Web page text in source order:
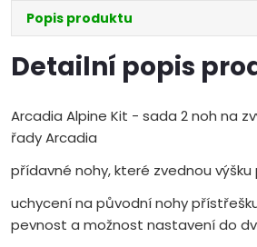
Popis produktu
Detailní popis
Arcadia Alpine Kit - sada 2 noh na
řady Arcadia
přídavné nohy, které zvednou
uchycení na původní nohy
pevnost a možnost nastavení do